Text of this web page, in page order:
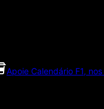
Apoie Calendário F1,